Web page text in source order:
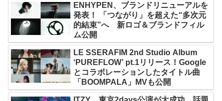
ENHYPEN、ブランドリニューアルを
発表！ 「つながり」を超えた“多次元
的結束”へ 新ロゴ＆ブランドフィル
ム公開
LE SSERAFIM 2nd Studio Album
‘PUREFLOW’ pt.1リリース！Google
とコラボレーションしたタイトル曲
「BOOMPALA」MVも公開